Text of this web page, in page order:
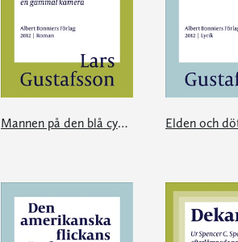
Mannen på den blå cykeln Elden och